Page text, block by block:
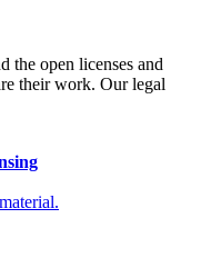
the open licenses and
their work. Our legal